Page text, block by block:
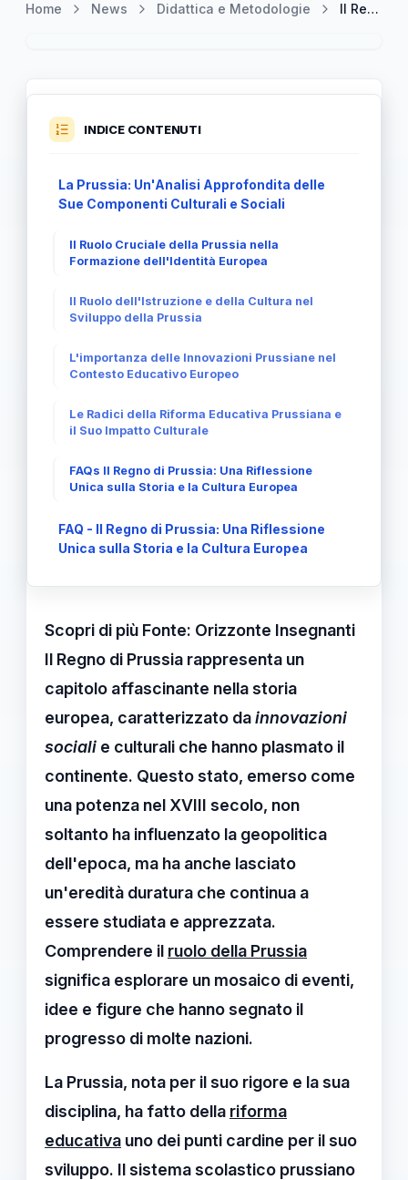
Home News Didattica e Metodologie Il Regno di Prussia: Una Riflessione Unica sulla Storia e la Cultura Europea
INDICE CONTENUTI
La Prussia: Un'Analisi Approfondita delle
Sue Componenti Culturali e Sociali
Il Ruolo Cruciale della Prussia nella
Formazione dell'Identità Europea
Il Ruolo dell'Istruzione e della Cultura nel
Sviluppo della Prussia
L'importanza delle Innovazioni Prussiane nel
Contesto Educativo Europeo
Le Radici della Riforma Educativa Prussiana e
il Suo Impatto Culturale
FAQs Il Regno di Prussia: Una Riflessione
Unica sulla Storia e la Cultura Europea
FAQ - Il Regno di Prussia: Una Riflessione
Unica sulla Storia e la Cultura Europea
Scopri di più Fonte: Orizzonte Insegnanti
Il Regno di Prussia rappresenta un
capitolo affascinante nella storia
europea, caratterizzato dainnovazioni
sociali e culturali che hanno plasmato il
continente. Questo stato, emerso come
una potenza nel XVIII secolo, non
soltanto ha influenzato la geopolitica
dell'epoca, ma ha anche lasciato
un'eredità duratura che continua a
essere studiata e apprezzata.
Comprendere il ruolo della Prussia
significa esplorare un mosaico di eventi,
idee e figure che hanno segnato il
progresso di molte nazioni.
La Prussia, nota per il suo rigore e la sua
disciplina, ha fatto della riforma
educativa uno dei punti cardine per il suo
sviluppo. Il sistema scolastico prussiano